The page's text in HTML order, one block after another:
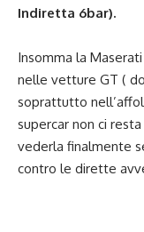
Indiretta 6bar).
Insomma la
nelle vetture GT (
soprattutto
supercar non ci
vederla finalmente
contro le dirette